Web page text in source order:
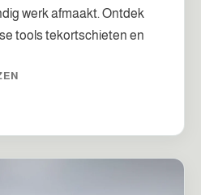
werk afmaakt. Ontdek
tools tekortschieten en